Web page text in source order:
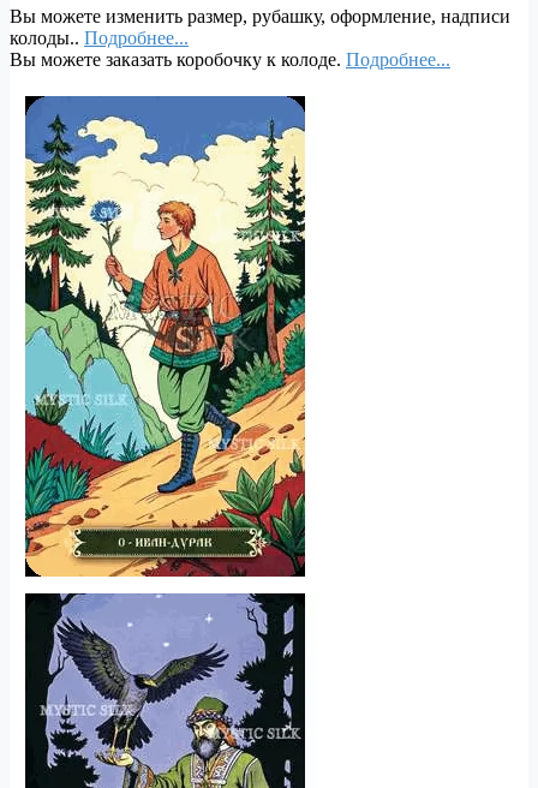
Вы можете изменить размер, рубашку, оформление, надписи
колоды.. Подробнее...
Вы можете заказать коробочку к колоде. Подробнее...